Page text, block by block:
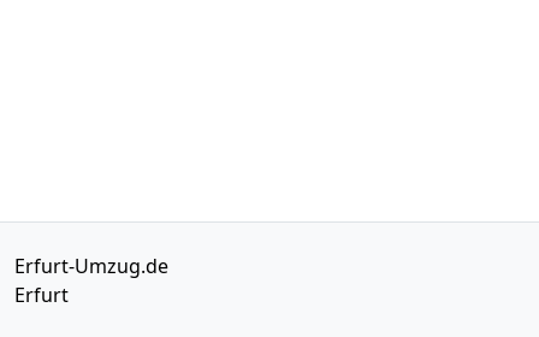
Erfurt-Umzug.de
Erfurt